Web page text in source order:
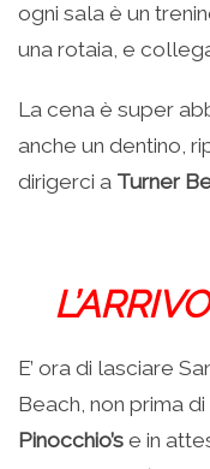
ogni sala è un
una rotaia, e
La cena è super
anche un dentino,
dirigerci a Turner
E’ ora di lasciare
Beach, non prima
Pinocchio’s e in